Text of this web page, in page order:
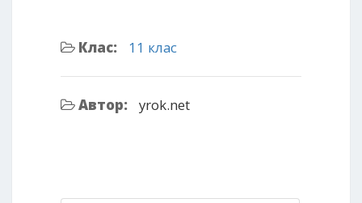
Клас: 11 клас
Автор: yrok.net